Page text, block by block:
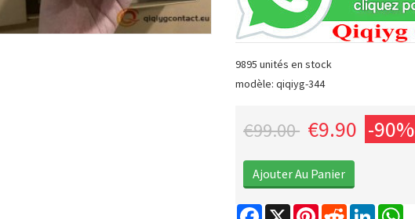
9895 unités en stock
modèle: qiqiyg-344
€99.00 €9.90 -90%
Facebook
X PinterestRedditLinkedIn